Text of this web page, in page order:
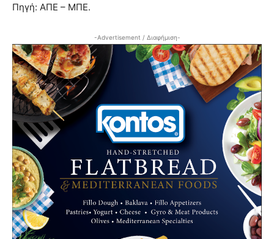
Πηγή: ΑΠΕ – ΜΠΕ.
-Advertisement / Διαφήμιση-